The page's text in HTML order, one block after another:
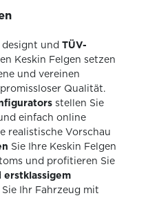
und TÜV-
Keskin Felgen setzen
und vereinen
Qualität.
stellen Sie
einfach online
realistische Vorschau
Sie Ihre Keskin Felgen
und profitieren Sie
erstklassigem
Ihr Fahrzeug mit